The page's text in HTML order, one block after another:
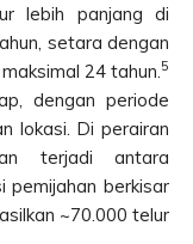
lebih panjang di
setara dengan
24 tahun.5
dengan periode
lokasi. Di perairan
terjadi antara
pemijahan berkisar
~70.000 telur